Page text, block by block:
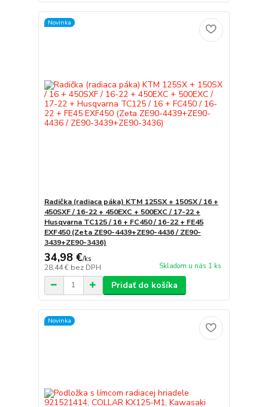
Novinka
Radička (radiaca páka) KTM 125SX + 150SX / 16 +
450SXF / 16-22 + 450EXC + 500EXC / 17-22 +
Husqvarna TC125 / 16 + FC450 / 16-22 + FE45
EXF450 (Zeta ZE90-4439+ZE90-4436 / ZE90-
3439+ZE90-3436)
34,98 €/ks
28,44 € bez DPH Skladom u nás 1 ks
Pridať do košíka
Novinka